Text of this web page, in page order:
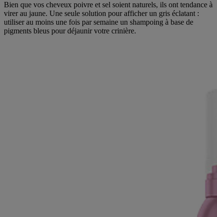
Bien que vos cheveux poivre et sel soient naturels, ils ont tendance à
virer au jaune. Une seule solution pour afficher un gris éclatant :
utiliser au moins une fois par semaine un shampoing à base de
pigments bleus pour déjaunir votre crinière.